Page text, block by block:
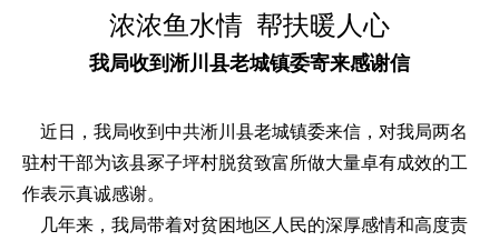
浓浓鱼水情 帮扶暖人心
我局收到淅川县老城镇委寄来感谢信
近日，我局收到中共淅川县老城镇委来信，对我局两名
驻村干部为该县冢子坪村脱贫致富所做大量卓有成效的工
作表示真诚感谢。
几年来，我局带着对贫困地区人民的深厚感情和高度责